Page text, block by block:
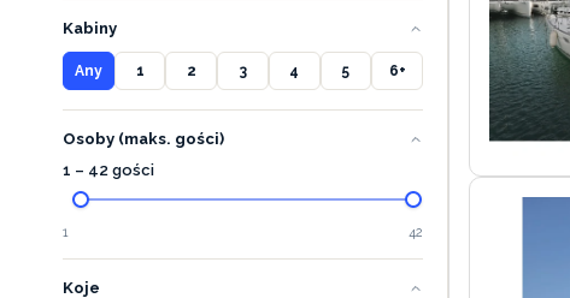
Kabiny
Any 1 2 3 4 5 6+
Osoby (maks. gości)
1 – 42 gości
1 42
Koje